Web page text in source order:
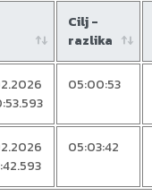
Cilj -
razlika
05:00:53
05:03:42